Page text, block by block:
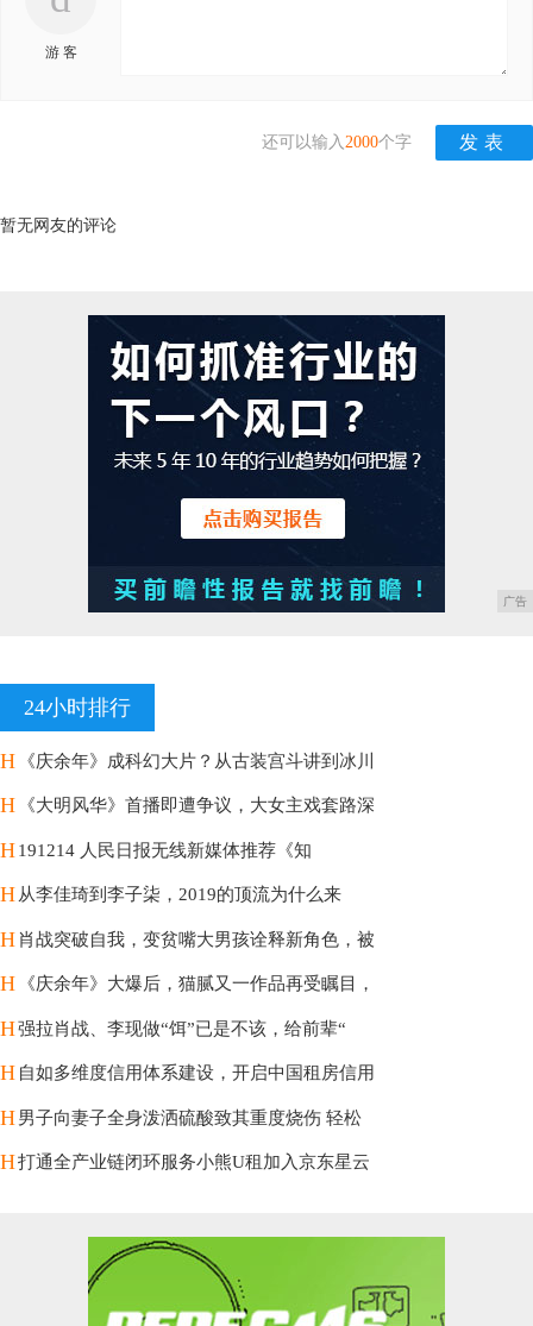
游 客
还可以输入 2000个字
暂无网友的评论
广告
24小时排行
H 《庆余年》成科幻大片？从古装宫斗讲到冰川
H 《大明风华》首播即遭争议，大女主戏套路深
H191214 人民日报无线新媒体推荐《知
H 从李佳琦到李子柒，2019的顶流为什么来
H肖战突破自我，变贫嘴大男孩诠释新角色，被
H 《庆余年》大爆后，猫腻又一作品再受瞩目，
H强拉肖战、李现做“饵”已是不该，给前辈“
H 自如多维度信用体系建设，开启中国租房信用
H男子向妻子全身泼洒硫酸致其重度烧伤 轻松
H打通全产业链闭环服务小熊U租加入京东星云